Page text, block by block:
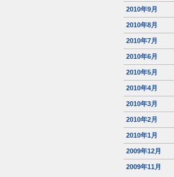
2010年9月
2010年8月
2010年7月
2010年6月
2010年5月
2010年4月
2010年3月
2010年2月
2010年1月
2009年12月
2009年11月